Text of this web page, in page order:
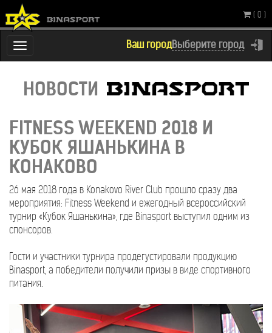
Ваш городВыберите город
( 0 )
Переключатель
навигации
НОВОСТИ
FITNESS WEEKEND
КУБОК ЯШАНЬКИНА В
КОНАКОВО
26 мая 2018 года в Konakovo River Club прошло сразу два
мероприятия: Fitness Weekend и ежегодный всероссийский
турнир «Кубок Яшанькина», где Binasport выступил одним из
спонсоров.
Гости и участники турнира продегустировали продукцию
Binasport, а победители получили призы в виде спортивного
питания.